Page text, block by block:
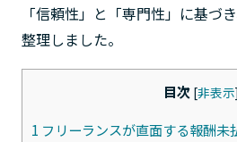
「信頼性」と「専門性」に基づ
整理しました。
目次 [非表示]
1 フリーランスが直面する報酬未